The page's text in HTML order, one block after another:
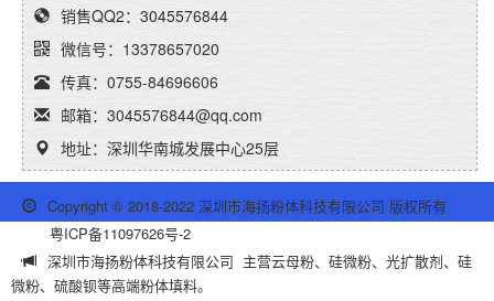
销售QQ2：3045576844
微信号：13378657020
传真：0755-84696606
邮箱：3045576844@qq.com
地址：深圳华南城发展中心25层
Copyright © 2018-2022 深圳市海扬粉体科技有限公司 版权所有
粤ICP备11097626号-2
深圳市海扬粉体科技有限公司 主营云母粉、硅微粉、光扩散剂、硅
微粉、硫酸钡等高端粉体填料。